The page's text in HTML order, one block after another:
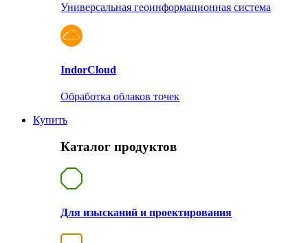
Универсальная геоинформационная система
IndorCloud
Обработка облаков точек
Купить
Каталог продуктов
Для изысканий и проектирования